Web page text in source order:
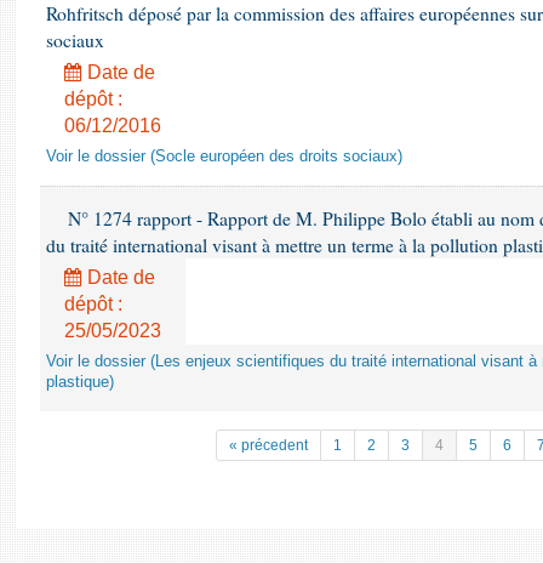
Rohfritsch déposé par la commission des affaires européennes
sociaux
Date de
dépôt :
06/12/2016
Voir le dossier (Socle européen des droits sociaux)
N° 1274 rapport - Rapport de M. Philippe Bolo établi au
du traité international visant à mettre un terme à la pollution
Date de
dépôt :
25/05/2023
Voir le dossier (Les enjeux scientifiques du traité international visant
plastique)
« précedent 1 2 3 4 5 6